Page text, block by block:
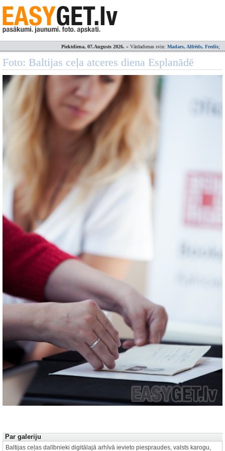
Piektdiena, 07.Augusts 2026. » Vārdadienas svin: Madars, Alfrēds, Fredis;
Foto: Baltijas ceļa atceres diena Esplanādē
1 no 23
Par galeriju
Baltijas ceļas dalībnieki digitālajā arhīvā ievieto piespraudes, valsts karogu,